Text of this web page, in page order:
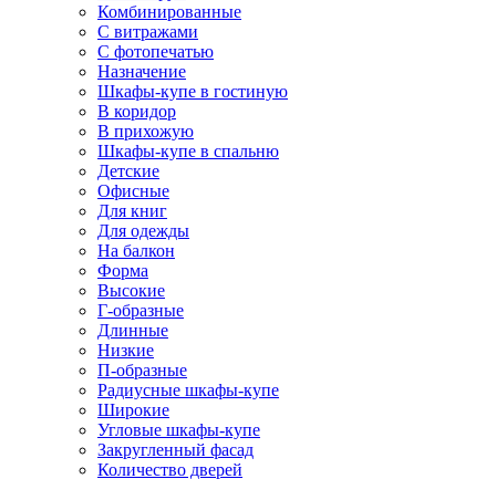
Комбинированные
С витражами
С фотопечатью
Назначение
Шкафы-купе в гостиную
В коридор
В прихожую
Шкафы-купе в спальню
Детские
Офисные
Для книг
Для одежды
На балкон
Форма
Высокие
Г-образные
Длинные
Низкие
П-образные
Радиусные шкафы-купе
Широкие
Угловые шкафы-купе
Закругленный фасад
Количество дверей